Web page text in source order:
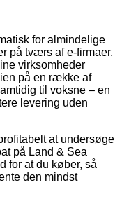
for almindelige
på tværs af e-firmaer,
virksomheder
på en række af
til voksne – en
levering uden
at undersøge
på Land & Sea
for at du køber, så
den mindst